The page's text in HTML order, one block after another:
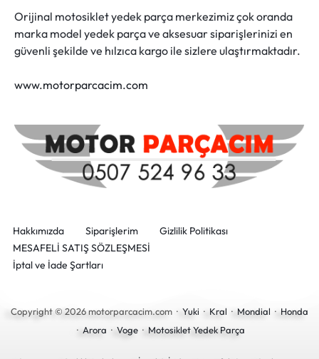
Orijinal motosiklet yedek parça merkezimiz çok oranda
marka model yedek parça ve aksesuar siparişlerinizi en
güvenli şekilde ve hılzıca kargo ile sizlere ulaştırmaktadır.
www.motorparcacim.com
Hakkımızda Siparişlerim
Gizlilik Politikası
MESAFELİ SATIŞ SÖZLEŞMESİ
İptal ve İade Şartları
Copyright © 2026 motorparcacim.com · Yuki · Kral · Mondial · Honda
· Arora · Voge· Motosiklet Yedek Parça